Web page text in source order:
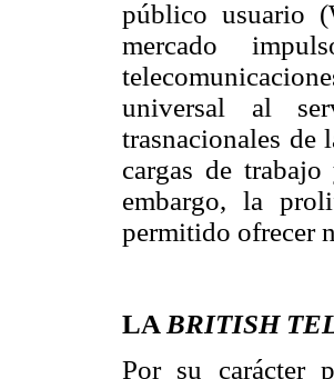
público usuario
mercado
universal al
trasnacionales de
cargas de
embargo, la
permitido ofrecer
LA BRITISH
Por su carácter